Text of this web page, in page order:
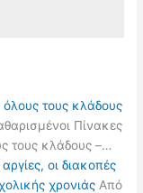
όλους τους κλάδους
Πίνακες
τους κλάδους –…
οι διακοπές
χρονιάς Από